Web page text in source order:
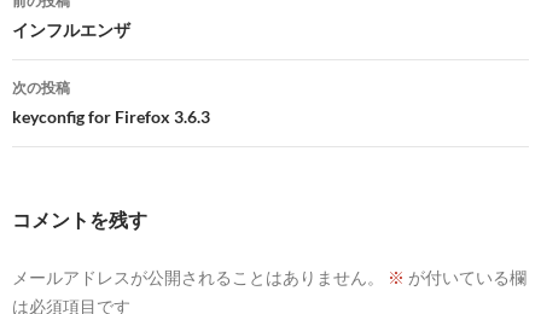
稿
ナ
ビ
ゲ
ョ
インフルエンザ
次の投稿
keyconfig for Firefox 3.6.3
コメントを残す
メールアドレスが公開されることはありません。 ※ が付いている欄
は必須項目です